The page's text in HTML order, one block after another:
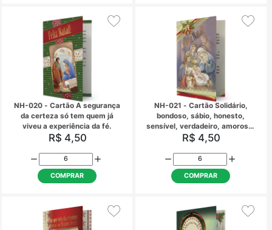
COMPRAR COMPRAR
NH-009 - Cartão Sem Texto
R$ 4,50
NH-019 - Cartão A
amor e da paz
Natal
R$ 4,50